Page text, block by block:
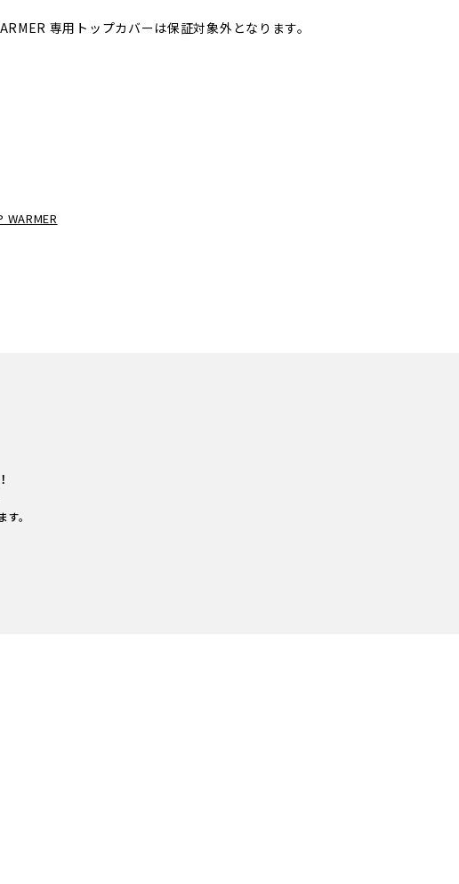
専用トップカバーは保証対象外となります。
WARMER
。